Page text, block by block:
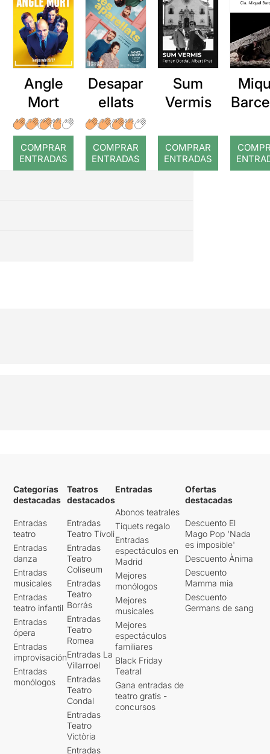
Angle
Mort
COMPRAR
ENTRADAS
Desapar
ellats
COMPRAR
ENTRADAS
Sum
Vermis
COMPRAR
ENTRADAS
Categorías
destacadas
Entradas
teatro
Entradas
danza
Entradas
musicales
Entradas
teatro infantil
Entradas
ópera
Entradas
improvisación
Entradas
monólogos
Teatros
destacados
Entradas
Teatro Tívoli
Entradas
Teatro
Coliseum
Entradas
Teatro
Borrás
Entradas
Teatro
Romea
Entradas La
Villarroel
Entradas
Teatro
Condal
Entradas
Teatro
Victòria
Entradas
Entradas
Abonos teatrales
Tiquets regalo
Entradas
espectáculos en
Madrid
Mejores
monólogos
Mejores
musicales
Mejores
espectáculos
familiares
Black Friday
Teatral
Gana entradas de
teatro gratis -
concursos
Ofertas
destacadas
Descuento El
Mago Pop 'Nada
es imposible'
Descuento Ànima
Descuento
Mamma mia
Descuento
Germans de sang